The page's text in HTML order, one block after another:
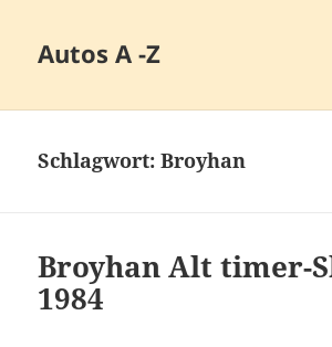
Autos A -Z
Schlagwort:Broyhan
Broyhan Alt timer-
1984